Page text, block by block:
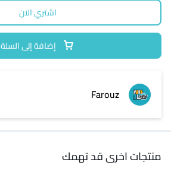
إضافة إلى السلة
اشتري الان
Farouz
منتجات اخرى قد تهمك